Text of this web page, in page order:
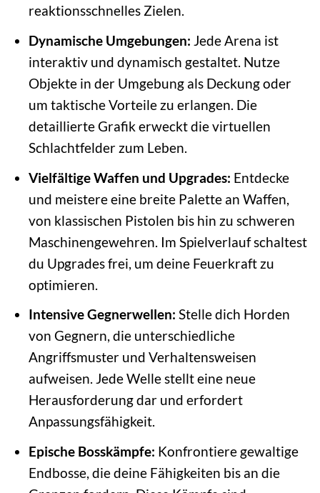
reaktionsschnelles Zielen.
Dynamische Umgebungen: Jede Arena ist
interaktiv und dynamisch gestaltet. Nutze
Objekte in der Umgebung als Deckung oder
um taktische Vorteile zu erlangen. Die
detaillierte Grafik erweckt die virtuellen
Schlachtfelder zum Leben.
Vielfältige Waffen und Upgrades: Entdecke
und meistere eine breite Palette an Waffen,
von klassischen Pistolen bis hin zu schweren
Maschinengewehren. Im Spielverlauf schaltest
du Upgrades frei, um deine Feuerkraft zu
optimieren.
Intensive Gegnerwellen: Stelle dich Horden
von Gegnern, die unterschiedliche
Angriffsmuster und Verhaltensweisen
aufweisen. Jede Welle stellt eine neue
Herausforderung dar und erfordert
Anpassungsfähigkeit.
Epische Bosskämpfe: Konfrontiere gewaltige
Endbosse, die deine Fähigkeiten bis an die